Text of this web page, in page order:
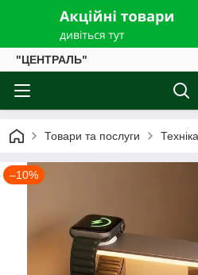
"ЦЕНТРАЛЬ"
Товари та послуги
–10%